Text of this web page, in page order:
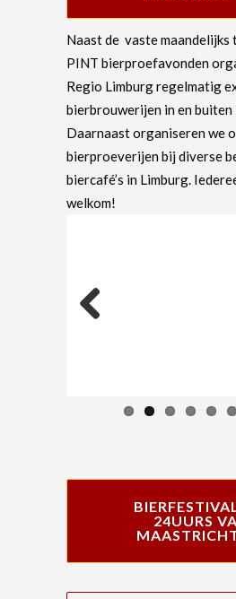
Naast de vaste maandelijks
PINT bierproefavonden
Regio Limburg regelmatig
bierbrouwerijen in en buiten
Daarnaast organiseren we
bierproeverijen bij diverse
biercafé’s in Limburg.
welkom!
24UURS